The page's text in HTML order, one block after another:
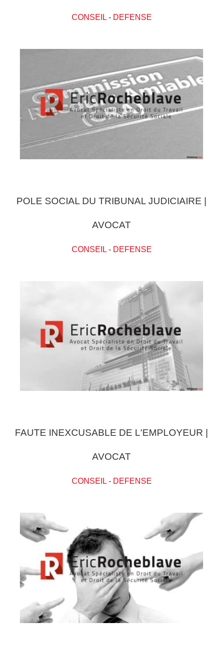
CONSEIL- DEFENSE
POLE SOCIAL DU TRIBUNAL JUDICIAIRE |
AVOCAT
CONSEIL- DEFENSE
FAUTE INEXCUSABLE DE L'EMPLOYEUR |
AVOCAT
CONSEIL- DEFENSE